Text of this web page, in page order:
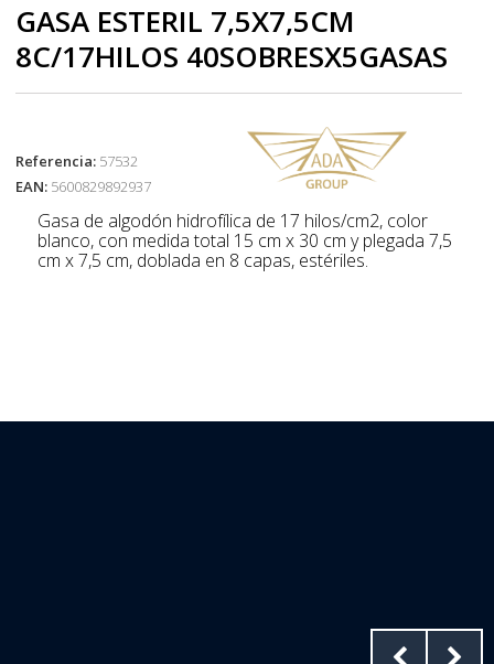
GASA ESTERIL 7,5X7,5CM
8C/17HILOS 40SOBRESX5GASAS
Referencia: 57532
EAN: 5600829892937
Gasa de algodón hidrofílica de 17 hilos/cm2, color
blanco, con medida total 15 cm x 30 cm y plegada 7,5
cm x 7,5 cm, doblada en 8 capas, estériles.